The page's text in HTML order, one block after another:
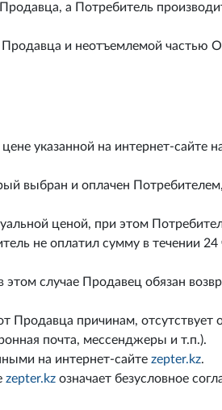
а Потребитель
и неотъемлемой частью
указанной на интернет-сайте
выбран и оплачен
ценой, при этом
не оплатил сумму в течении 24
случае Продавец обязан
причинам, отсутствует
почта, мессенджеры и т.п.).
на интернет-сайте zepter.kz.
zepter.kz означает безусловное